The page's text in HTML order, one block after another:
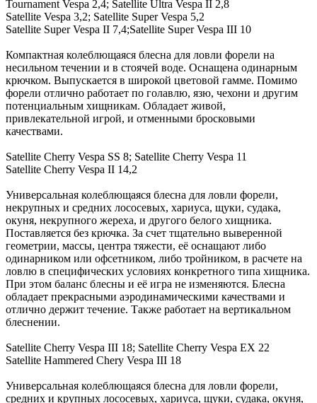
Tournament Vespa 2,4; Satellite Ultra Vespa II 2,8
Satellite Vespa 3,2; Satellite Super Vespa 5,2
Satellite Super Vespa II 7,4;Satellite Super Vespa III 10
Компактная колеблющаяся блесна для ловли форели на
несильном течении и в стоячей воде. Оснащена одинарным
крючком. Выпускается в широкой цветовой гамме. Помимо
форели отлично работает по голавлю, язю, чехони и другим
потенциальным хищникам. Обладает живой,
привлекательной игрой, и отменными бросковыми
качествами.
Satellite Cherry Vespa SS 8; Satellite Cherry Vespa 11
Satellite Cherry Vespa II 14,2
Универсальная колеблющаяся блесна для ловли форели,
некрупных и средних лососевых, хариуса, щуки, судака,
окуня, некрупного жереха, и другого белого хищника.
Поставляется без крючка. За счет тщательно выверенной
геометрии, массы, центра тяжести, её оснащают либо
одинарником или офсетником, либо тройником, в расчете на
ловлю в специфических условиях конкретного типа хищника.
При этом баланс блесны и её игра не изменяются. Блесна
обладает прекрасными аэродинамическими качествами и
отлично держит течение. Также работает на вертикальном
блеснении.
Satellite Cherry Vespa III 18; Satellite Cherry Vespa EX 22
Satellite Hammered Chery Vespa III 18
Универсальная колеблющаяся блесна для ловли форели,
средних и крупных лососевых, хариуса, щуки, судака, окуня,